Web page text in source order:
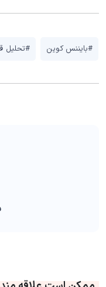
#بایننس کوین #تحلیل